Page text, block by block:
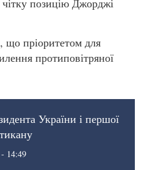
що пріоритетом для
протиповітряної
України і першої
- 14:49